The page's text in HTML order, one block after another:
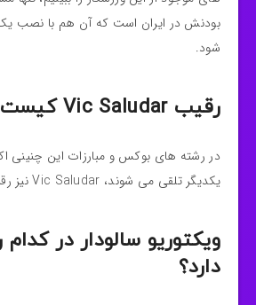
بودنش در ایران است که آن هم با نصب
شود.
رقیب Vic Saludar کیست؟
در رشته های بوکس و مبارزات این چنینی
یکدیگر تلقی می شوند، Vic Saludar نیز رقبای بسیاری دارد.
ویکتوریو سالودار در کدام
دارد؟